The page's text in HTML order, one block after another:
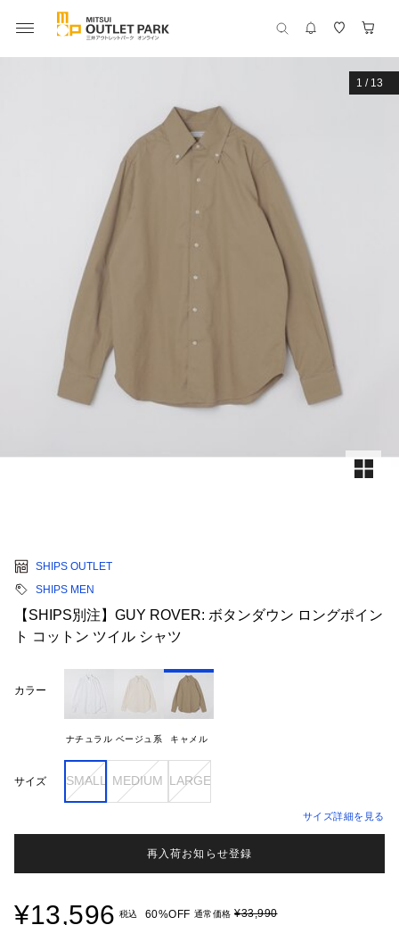
1 / 13
SHIPS OUTLET
SHIPS MEN
【SHIPS別注】GUY ROVER: ボタンダウン ロングポイン
ト コットン ツイル シャツ
カラー
ナチュラル ベージュ系 キャメル
サイズ SMALL MEDIUM LARGE
サイズ詳細を見る
再入荷お知らせ登録
¥13,596 税込 60%OFF 通常価格 ¥33,990